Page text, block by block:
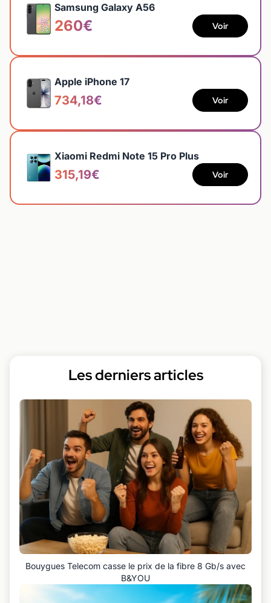
Samsung Galaxy A56
260€ Voir
Apple iPhone 17
734,18€ Voir
Xiaomi Redmi Note 15 Pro Plus
315,19€ Voir
Les derniers articles
Bouygues Telecom casse le prix de la fibre 8 Gb/s avec
B&YOU